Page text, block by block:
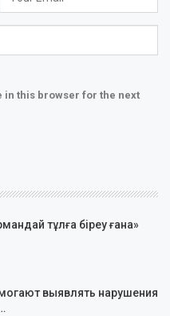
in this browser for the next
тұлға біреу ғана»
выявлять нарушения